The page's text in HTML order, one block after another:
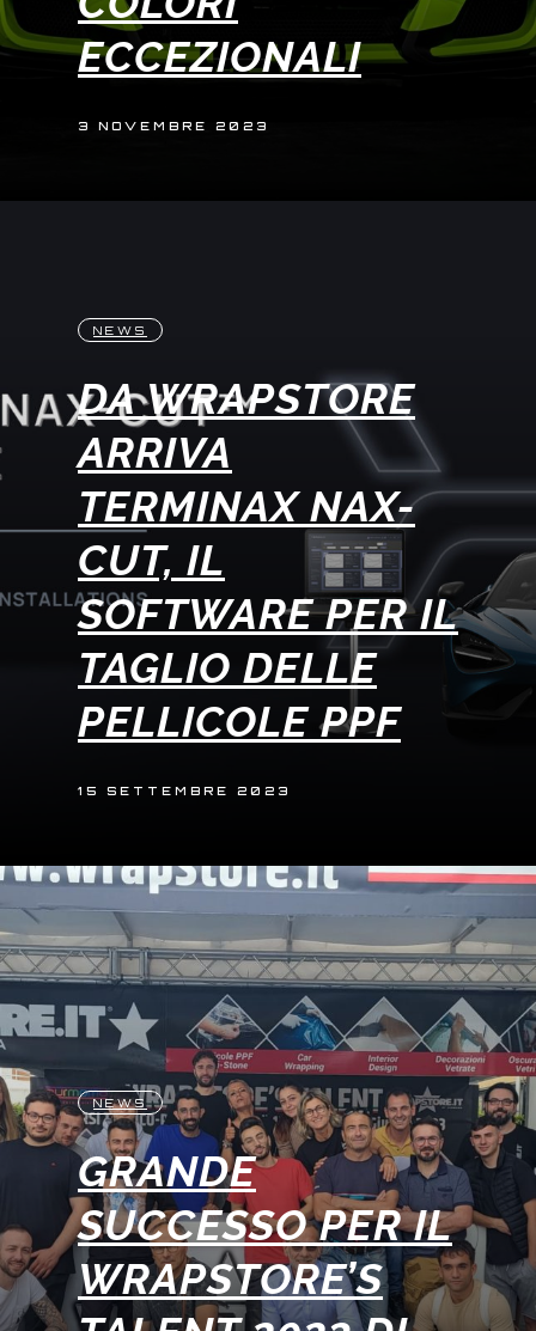
ECCEZIONALI
3 NOVEMBRE 2023
NEWS
DA WRAPSTORE
ARRIVA
TERMINAX NAX-
CUT, IL
SOFTWARE PER IL
TAGLIO DELLE
PELLICOLE PPF
15 SETTEMBRE 2023
NEWS
GRANDE
SUCCESSO PER IL
WRAPSTORE’S